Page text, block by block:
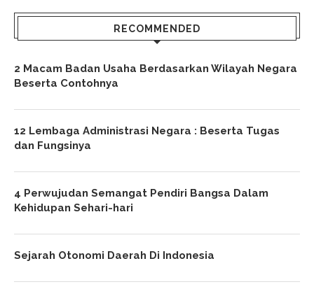
RECOMMENDED
2 Macam Badan Usaha Berdasarkan Wilayah Negara
Beserta Contohnya
12 Lembaga Administrasi Negara : Beserta Tugas
dan Fungsinya
4 Perwujudan Semangat Pendiri Bangsa Dalam
Kehidupan Sehari-hari
Sejarah Otonomi Daerah Di Indonesia